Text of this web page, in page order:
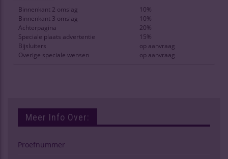
Binnenkant 2 omslag
Binnenkant 3 omslag
Achterpagina
Speciale plaats advertentie
Bijsluiters
Overige speciale wensen
10%
10%
20%
15%
op aanvraag
op aanvraag
Meer Info Over:
Proefnummer